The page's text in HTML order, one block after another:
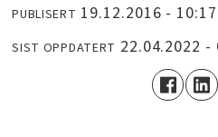
PUBLISERT 19.12.2016 - 10:17
SIST OPPDATERT 22.04.2022 -